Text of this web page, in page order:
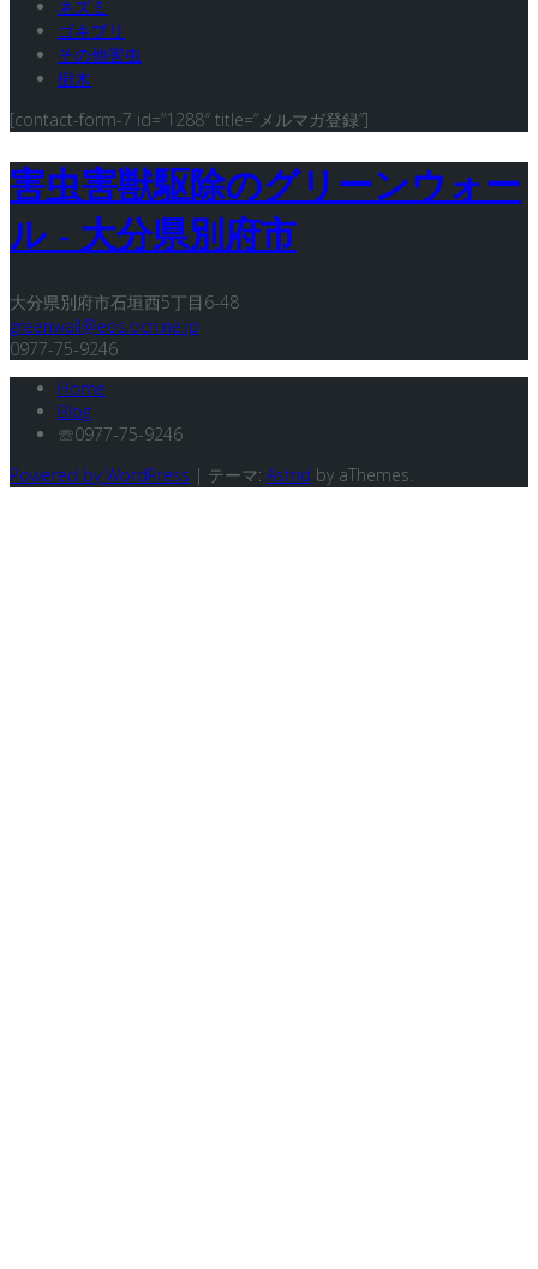
ネズミ
ゴキブリ
その他害虫
樹木
[contact-form-7 id=”1288″ title=”メルマガ登録”]
害虫害獣駆除のグリーンウォー
ル - 大分県別府市
大分県別府市石垣西5丁目6-48
greenwall@eos.ocn.ne.jp
0977-75-9246
Home
Blog
☏0977-75-9246
Powered by WordPress | テーマ: Astrid by aThemes.